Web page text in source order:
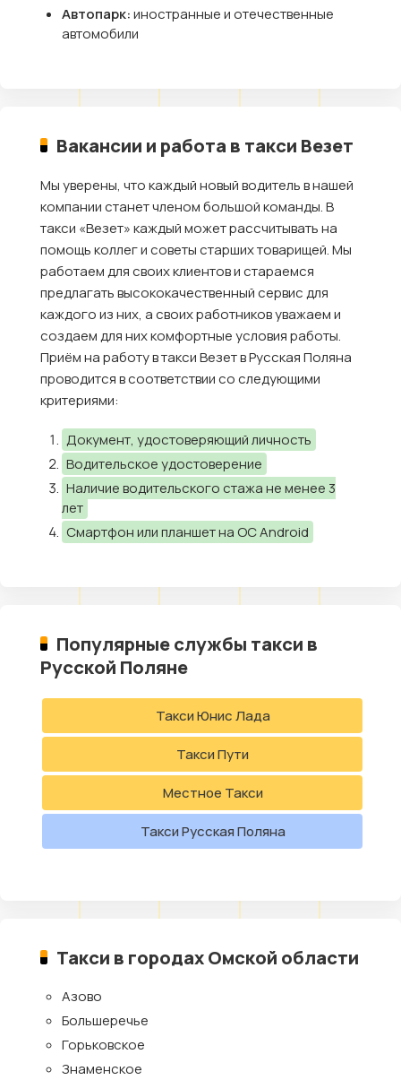
Автопарк:иностранные и отечественные
автомобили
Вакансии и работа в такси Везет
Мы уверены, что каждый новый водитель в нашей
компании станет членом большой команды. В
такси «Везет» каждый может рассчитывать на
помощь коллег и советы старших товарищей. Мы
работаем для своих клиентов и стараемся
предлагать высококачественный сервис для
каждого из них, а своих работников уважаем и
создаем для них комфортные условия работы.
Приём на работу в такси Везет в Русская Поляна
проводится в соответствии со следующими
критериями:
Документ, удостоверяющий личность
Водительское удостоверение
Наличие водительского стажа не менее 3
лет
Смартфон или планшет на ОС Android
Популярные службы такси в
Русской Поляне
Такси Юнис Лада
Такси Пути
Местное Такси
Такси Русская Поляна
Такси в городах Омской области
Азово
Большеречье
Горьковское
Знаменское